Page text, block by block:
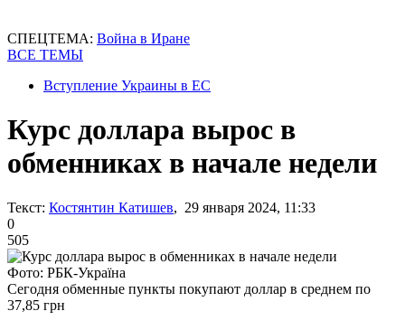
СПЕЦТЕМА: Война в Иране
ВСЕ ТЕМЫ
Вступление Украины в ЕС
Курс доллара вырос в
обменниках в начале недели
Текст: Костянтин Катишев, 29 января 2024, 11:33
0
505
Фото: РБК-Україна
Сегодня обменные пункты покупают доллар в среднем по
37,85 грн